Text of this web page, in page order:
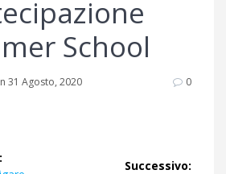
School
31 Agosto, 2020 0
Successivo: